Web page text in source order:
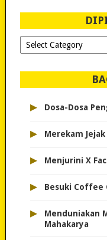
Dipilih-
dipilih..
▸ Dosa-Dosa
▸ Merekam Jejak
▸ Menjurini X
▸ Besuki Coffee
▸
Menduniakan
Mahakarya